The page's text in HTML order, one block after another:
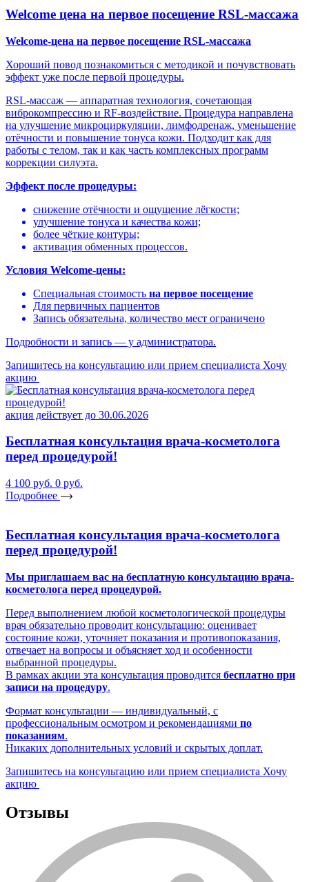
Welcome цена на первое посещение RSL-массажа
Welcome-цена на первое посещение RSL-массажа
Хороший повод познакомиться с методикой и почувствовать
эффект уже после первой процедуры.
RSL-массаж — аппаратная технология, сочетающая
виброкомпрессию и RF-воздействие. Процедура направлена
на улучшение микроциркуляции, лимфодренаж, уменьшение
отёчности и повышение тонуса кожи. Подходит как для
работы с телом, так и как часть комплексных программ
коррекции силуэта.
Эффект после процедуры:
снижение отёчности и ощущение лёгкости;
улучшение тонуса и качества кожи;
более чёткие контуры;
активация обменных процессов.
Условия Welcome-цены:
Специальная стоимость на первое посещение
Для первичных пациентов
Запись обязательна, количество мест ограничено
Подробности и запись — у администратора.
Запишитесь на консультацию или прием специалиста Хочу
акцию
акция действует до 30.06.2026
Бесплатная консультация врача-косметолога
перед процедурой!
4 100 руб. 0 руб.
Подробнее
Бесплатная консультация врача-косметолога
перед процедурой!
Мы приглашаем вас на бесплатную консультацию врача-
косметолога перед процедурой.
Перед выполнением любой косметологической процедуры
врач обязательно проводит консультацию: оценивает
состояние кожи, уточняет показания и противопоказания,
отвечает на вопросы и объясняет ход и особенности
выбранной процедуры.
В рамках акции эта консультация проводится бесплатно при
записи на процедуру.
Формат консультации — индивидуальный, с
профессиональным осмотром и рекомендациями по
показаниям.
Никаких дополнительных условий и скрытых доплат.
Запишитесь на консультацию или прием специалиста Хочу
акцию
Отзывы